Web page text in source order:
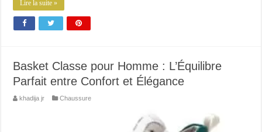
Lire la suite »
Basket Classe pour Homme : L’Équilibre
Parfait entre Confort et Élégance
khadija jr Chaussure